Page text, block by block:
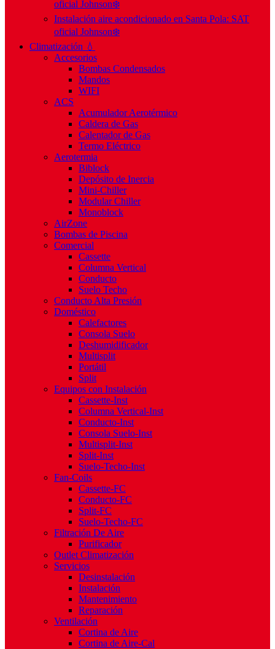
oficial Johnson❄️
Instalación aire acondicionado en Santa Pola: SAT
oficial Johnson❄️
Climatización 💧
Accesorios
Bombas Condensados
Mandos
WIFI
ACS
Acumulador Aerotérmico
Caldera de Gas
Calentador de Gas
Termo Eléctrico
Aerotermia
Biblock
Depósito de Inercia
Mini-Chiller
Modular Chiller
Monoblock
AirZone
Bombas de Piscina
Comercial
Cassette
Columna Vertical
Conducto
Suelo Techo
Conducto Alta Presión
Doméstico
Calefactores
Consola Suelo
Deshumidificador
Multisplit
Portátil
Split
Equipos con Instalación
Cassette-Inst
Columna Vertical-Inst
Conducto-Inst
Consola Suelo-Inst
Multisplit-Inst
Split-Inst
Suelo-Techo-Inst
Fan-Coils
Cassette-FC
Conducto-FC
Split-FC
Suelo-Techo-FC
Filtración De Aire
Purificador
Outlet Climatización
Servicios
Desinstalación
Instalación
Mantenimiento
Reparación
Ventilación
Cortina de Aire
Cortina de Aire-Cal